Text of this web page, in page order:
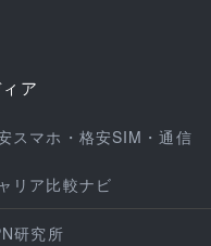
ア
スマホ・格安SIM・通信
リア比較ナビ
研究所